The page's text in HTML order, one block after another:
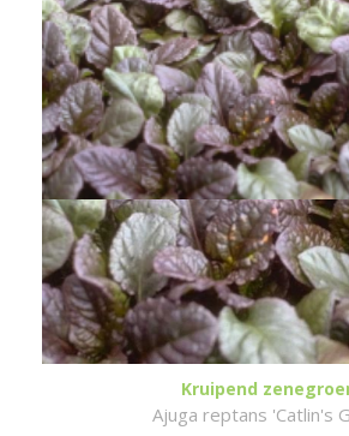
Kruipend
Ajuga reptans 'Catlin's